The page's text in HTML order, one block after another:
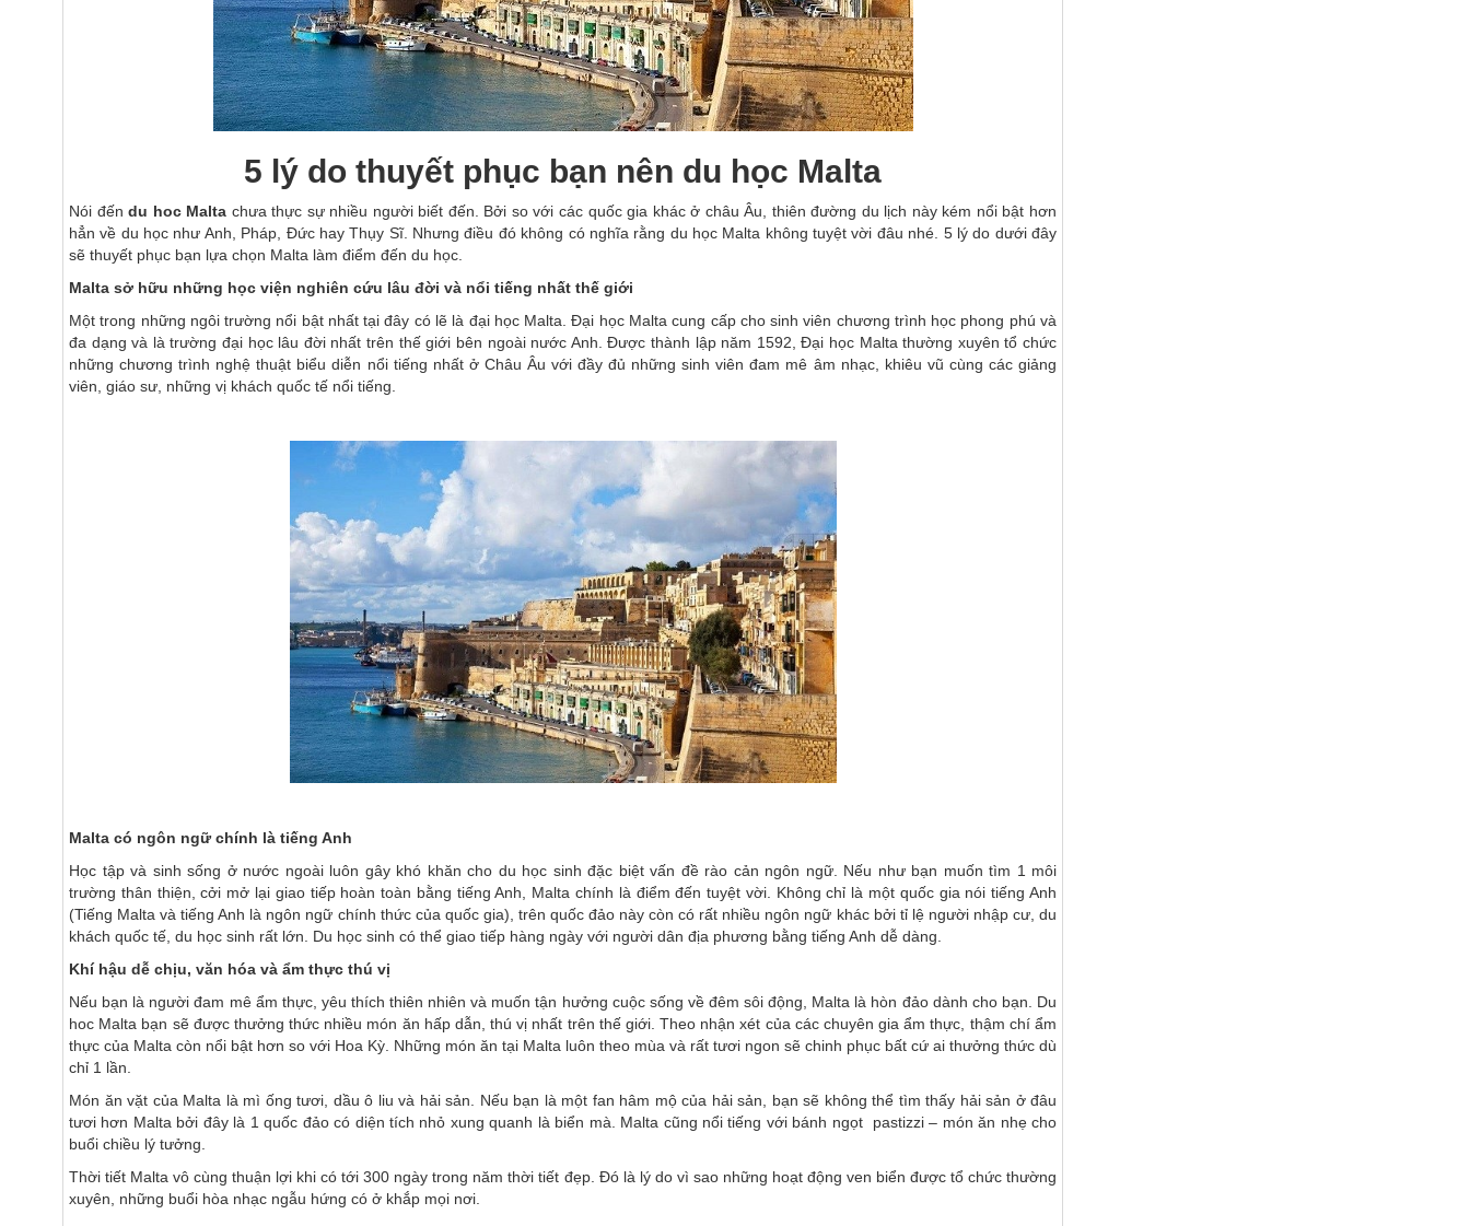
5 lý do thuyết phục bạn nên du học Malta
Nói đếndu hoc Malta chưa thực sự nhiều người biết đến. Bởi so với các quốc gia khác ở châu Âu, thiên đường du lịch này kém nổi bật hơn
hẳn về du học như Anh, Pháp, Đức hay Thụy Sĩ. Nhưng điều đó không có nghĩa rằng du học Malta không tuyệt vời đâu nhé. 5 lý do dưới đây
sẽ thuyết phục bạn lựa chọn Malta làm điểm đến du học.
Malta sở hữu những học viện nghiên cứu lâu đời và nổi tiếng nhất thế giới
Một trong những ngôi trường nổi bật nhất tại đây có lẽ là đại học Malta. Đại học Malta cung cấp cho sinh viên chương trình học phong phú và
đa dạng và là trường đại học lâu đời nhất trên thế giới bên ngoài nước Anh. Được thành lập năm 1592, Đại học Malta thường xuyên tổ chức
những chương trình nghệ thuật biểu diễn nổi tiếng nhất ở Châu Âu với đầy đủ những sinh viên đam mê âm nhạc, khiêu vũ cùng các giảng
viên, giáo sư, những vị khách quốc tế nổi tiếng.
Malta có ngôn ngữ chính là tiếng Anh
Học tập và sinh sống ở nước ngoài luôn gây khó khăn cho du học sinh đặc biệt vấn đề rào cản ngôn ngữ. Nếu như bạn muốn tìm 1 môi
trường thân thiện, cởi mở lại giao tiếp hoàn toàn bằng tiếng Anh, Malta chính là điểm đến tuyệt vời. Không chỉ là một quốc gia nói tiếng Anh
(Tiếng Malta và tiếng Anh là ngôn ngữ chính thức của quốc gia), trên quốc đảo này còn có rất nhiều ngôn ngữ khác bởi tỉ lệ người nhập cư, du
khách quốc tế, du học sinh rất lớn. Du học sinh có thể giao tiếp hàng ngày với người dân địa phương bằng tiếng Anh dễ dàng.
Khí hậu dễ chịu, văn hóa và ẩm thực thú vị
Nếu bạn là người đam mê ẩm thực, yêu thích thiên nhiên và muốn tận hưởng cuộc sống về đêm sôi động, Malta là hòn đảo dành cho bạn. Du
hoc Malta bạn sẽ được thưởng thức nhiều món ăn hấp dẫn, thú vị nhất trên thế giới. Theo nhận xét của các chuyên gia ẩm thực, thậm chí ẩm
thực của Malta còn nổi bật hơn so với Hoa Kỳ. Những món ăn tại Malta luôn theo mùa và rất tươi ngon sẽ chinh phục bất cứ ai thưởng thức dù
chỉ 1 lần.
Món ăn vặt của Malta là mì ống tươi, dầu ô liu và hải sản. Nếu bạn là một fan hâm mộ của hải sản, bạn sẽ không thể tìm thấy hải sản ở đâu
tươi hơn Malta bởi đây là 1 quốc đảo có diện tích nhỏ xung quanh là biển mà. Malta cũng nổi tiếng với bánh ngọt pastizzi – món ăn nhẹ cho
buổi chiều lý tưởng.
Thời tiết Malta vô cùng thuận lợi khi có tới 300 ngày trong năm thời tiết đẹp. Đó là lý do vì sao những hoạt động ven biển được tổ chức thường
xuyên, những buổi hòa nhạc ngẫu hứng có ở khắp mọi nơi.